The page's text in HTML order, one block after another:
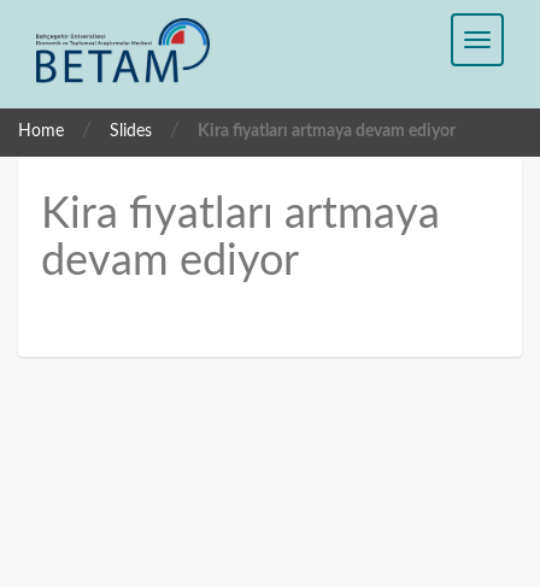
Home / Slides / Kira fiyatları artmaya devam ediyor
Kira fiyatları artmaya
devam ediyor